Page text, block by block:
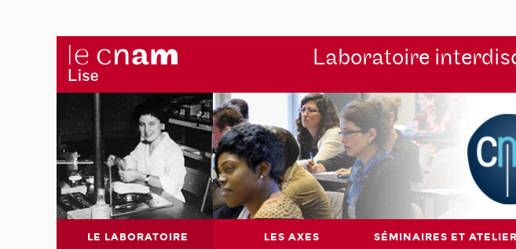
Laboratoire
LE LABORATOIRE LES AXES SÉMINAIRES ET